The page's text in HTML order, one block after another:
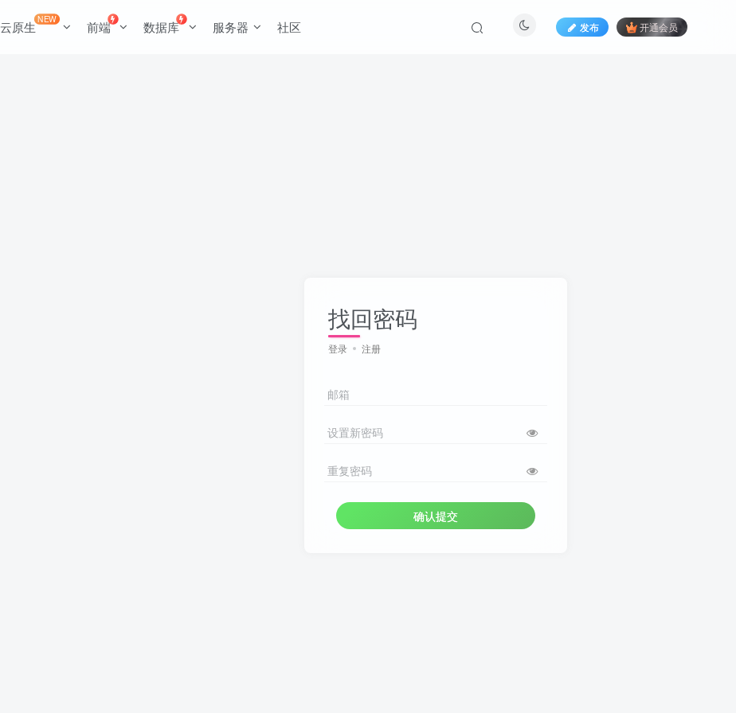
云原生NEW 前端 数据库 服务器 社区 发布 开通会员
找回密码
登录 注册
邮箱
设置新密码
重复密码
确认提交